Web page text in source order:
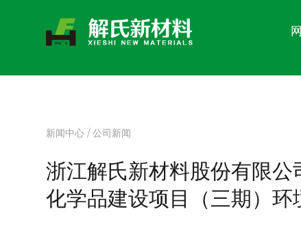
关于我们
About us
产品中心
Product center
新闻中心
News center
新闻中心 /公司新闻
浙江解氏新材料股份有限
化学品建设项目（三期）环